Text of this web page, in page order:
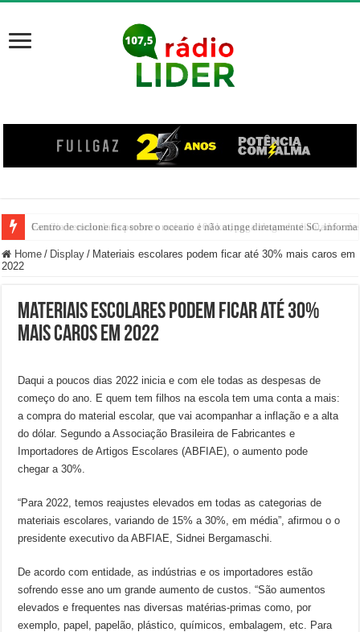
Centro de ciclone fica sobre o oceano e não atinge diretamente SC,
Home / Display / Materiais escolares podem ficar até 30% mais caros em
2022
Materiais escolares podem ficar até 30%
mais caros em 2022
Daqui a poucos dias 2022 inicia e com ele todas as despesas de
começo do ano. E quem tem filhos na escola tem uma conta a mais:
a compra do material escolar, que vai acompanhar a inflação e a alta
do dólar. Segundo a Associação Brasileira de Fabricantes e
Importadores de Artigos Escolares (ABFIAE), o aumento pode
chegar a 30%.
“Para 2022, temos reajustes elevados em todas as categorias de
materiais escolares, variando de 15% a 30%, em média”, afirmou o o
presidente executivo da ABFIAE, Sidnei Bergamaschi.
De acordo com entidade, as indústrias e os importadores estão
sofrendo esse ano um grande aumento de custos. “São aumentos
elevados e frequentes nas diversas matérias-primas como, por
exemplo, papel, papelão, plástico, químicos, embalagem, etc. Para